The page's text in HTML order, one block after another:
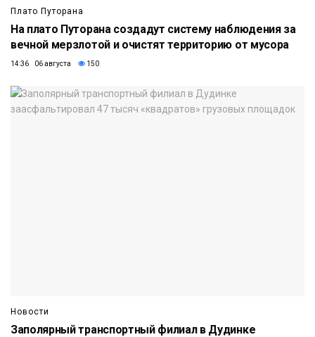
Плато Путорана
На плато Путорана создадут систему наблюдения за
вечной мерзлотой и очистят территорию от мусора
14:36 06 августа 150
Новости
Заполярный транспортный филиал в Дудинке